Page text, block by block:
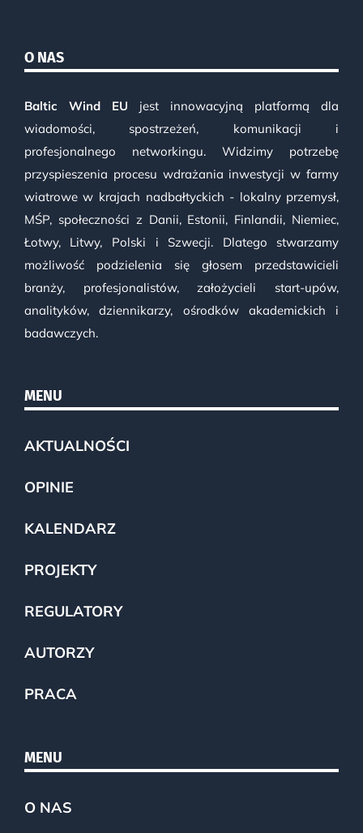
O NAS
Baltic Wind EU jest innowacyjną platformą dla
wiadomości, spostrzeżeń, komunikacji i
profesjonalnego networkingu. Widzimy potrzebę
przyspieszenia procesu wdrażania inwestycji w farmy
wiatrowe w krajach nadbałtyckich - lokalny przemysł,
MŚP, społeczności z Danii, Estonii, Finlandii, Niemiec,
Łotwy, Litwy, Polski i Szwecji. Dlatego stwarzamy
możliwość podzielenia się głosem przedstawicieli
branży, profesjonalistów, założycieli start-upów,
analityków, dziennikarzy, ośrodków akademickich i
badawczych.
MENU
AKTUALNOŚCI
OPINIE
KALENDARZ
PROJEKTY
REGULATORY
AUTORZY
PRACA
MENU
O NAS